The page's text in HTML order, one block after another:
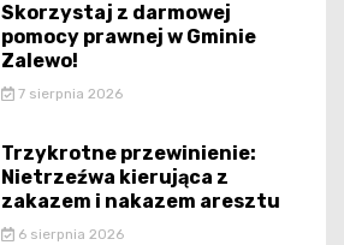
Skorzystaj z darmowej
pomocy prawnej w Gminie
Zalewo!
7 sierpnia 2026
Trzykrotne przewinienie:
Nietrzeźwa kierująca z
zakazem i nakazem aresztu
6 sierpnia 2026